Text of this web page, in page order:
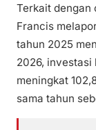
Terkait dengan
Francis
tahun 2025
2026, investasi
meningkat
sama tahun